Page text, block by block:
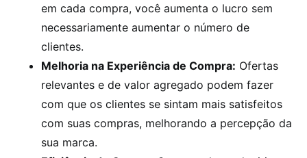
em cada compra, você aumenta o lucro sem
necessariamente aumentar o número de
clientes.
Melhoria na Experiência de Compra: Ofertas
relevantes e de valor agregado podem fazer
com que os clientes se sintam mais satisfeitos
com suas compras, melhorando a percepção da
sua marca.